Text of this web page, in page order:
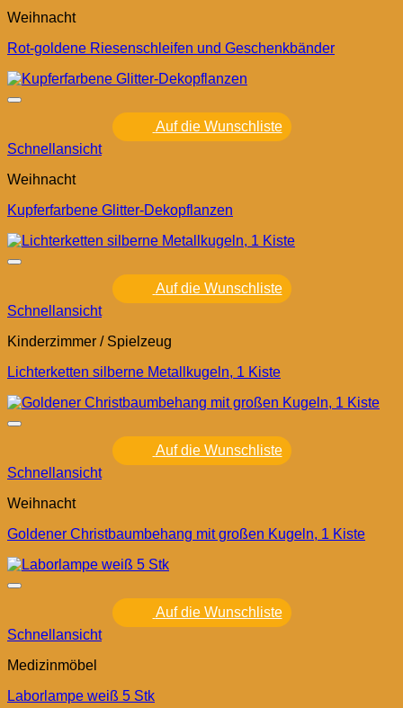
Weihnacht
Rot-goldene Riesenschleifen und Geschenkbänder
Auf die Wunschliste
Schnellansicht
Weihnacht
Kupferfarbene Glitter-Dekopflanzen
Auf die Wunschliste
Schnellansicht
Kinderzimmer / Spielzeug
Lichterketten silberne Metallkugeln, 1 Kiste
Auf die Wunschliste
Schnellansicht
Weihnacht
Goldener Christbaumbehang mit großen Kugeln, 1 Kiste
Auf die Wunschliste
Schnellansicht
Medizinmöbel
Laborlampe weiß 5 Stk